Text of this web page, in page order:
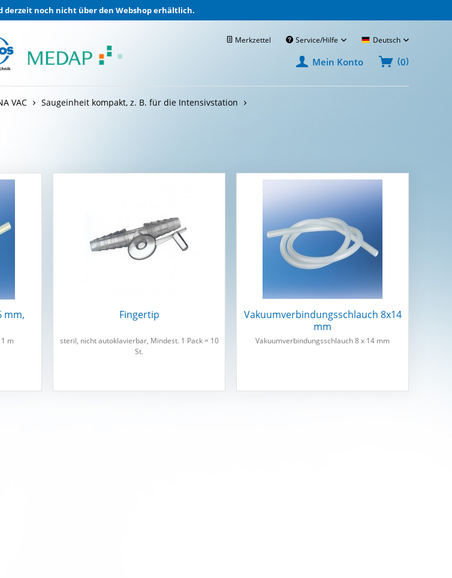
derzeit noch nicht über den Webshop erhältlich.
Merkzettel Service/Hilfe Deutsch
Mein Konto (0)
VAC
Saugeinheit kompakt, z. B. für die Intensivstation
mm,
m
Fingertip
steril, nicht autoklavierbar, Mindest. 1 Pack = 10
St.
Vakuumverbindungsschlauch 8x14
mm
Vakuumverbindungsschlauch 8 x 14 mm